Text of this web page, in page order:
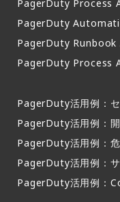
PagerDuty Process
PagerDuty
PagerDuty
PagerDuty Process
PagerDuty活用例：
PagerDuty活用例：
PagerDuty活用例：
PagerDuty活用例：
PagerDuty活用例：